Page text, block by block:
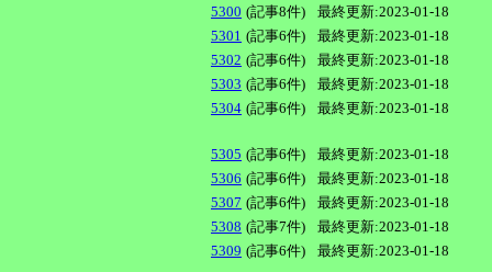
5300 (記事8件)
最終更新:2023-01-18
5301 (記事6件)
最終更新:2023-01-18
5302 (記事6件)
最終更新:2023-01-18
5303 (記事6件)
最終更新:2023-01-18
5304 (記事6件) 最終更新:2023-01-18
5305 (記事6件)
最終更新:2023-01-18
5306 (記事6件)
最終更新:2023-01-18
5307 (記事6件)
最終更新:2023-01-18
5308 (記事7件)
最終更新:2023-01-18
5309 (記事6件) 最終更新:2023-01-18